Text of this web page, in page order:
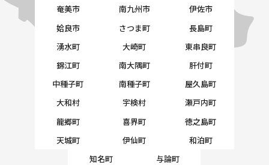
奄美市
南九州市
伊佐市
姶良市
さつま町
長島町
湧水町
大崎町
東串良町
錦江町
南大隅町
肝付町
中種子町
南種子町
屋久島町
大和村
宇検村
瀬戸内町
龍郷町
喜界町
徳之島町
天城町
伊仙町
和泊町
知名町
与論町